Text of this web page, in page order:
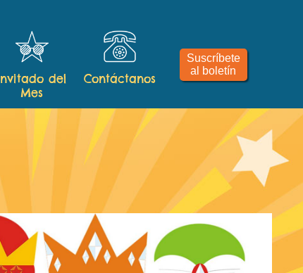
del
Mes
Contáctanos
Suscríbete
al boletín